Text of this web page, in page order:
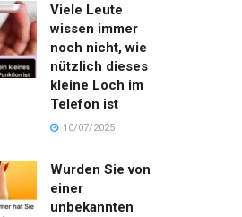
Viele Leute
wissen immer
noch nicht, wie
nützlich dieses
kleine Loch im
Telefon ist
10/07/2025
Wurden Sie von
einer
unbekannten